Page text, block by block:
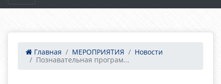
Главная МЕРОПРИЯТИЯ
Новости
Познавательная програм...